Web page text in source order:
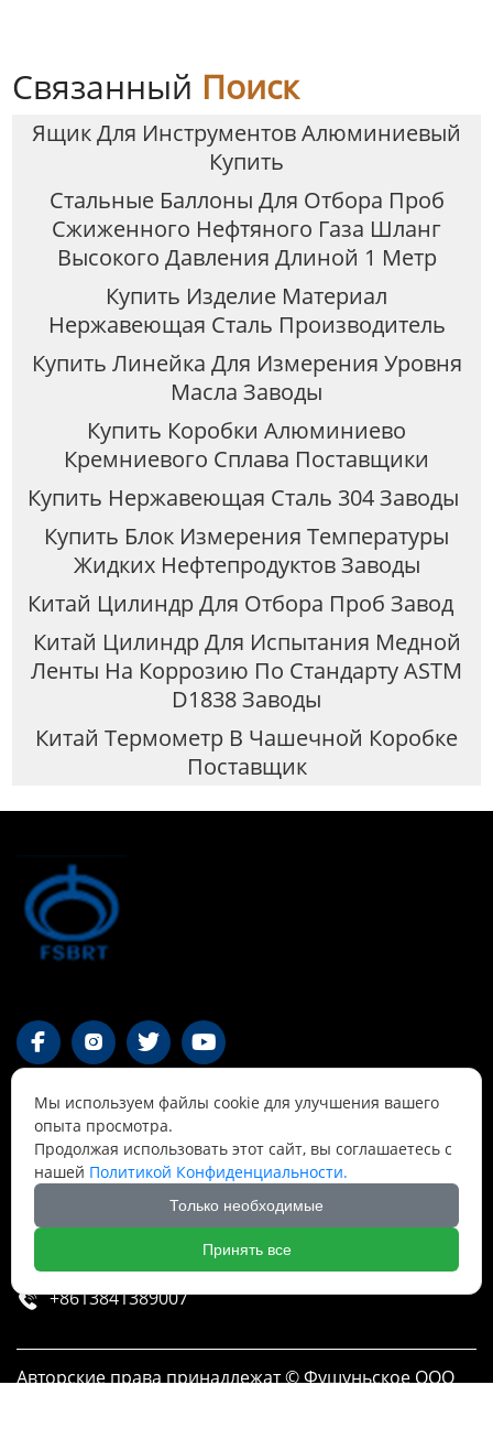
Связанный Поиск
Ящик Для Инструментов Алюминиевый
Купить
Стальные Баллоны Для Отбора Проб
Сжиженного Нефтяного Газа Шланг
Высокого Давления Длиной 1 Метр
Купить Изделие Материал
Нержавеющая Сталь Производитель
Купить Линейка Для Измерения Уровня
Масла Заводы
Купить Коробки Алюминиево
Кремниевого Сплава Поставщики
Купить Нержавеющая Сталь 304 Заводы
Купить Блок Измерения Температуры
Жидких Нефтепродуктов Заводы
Китай Цилиндр Для Отбора Проб Завод
Китай Цилиндр Для Испытания Медной
Ленты На Коррозию По Стандарту ASTM
D1838 Заводы
Китай Термометр В Чашечной Коробке
Поставщик
   
Контакты
 55-1 Qianjin Road, район Синьфу, Фушунь,
Cnbrtsummer@gmail.com
 +8613841389007
Авторские права принадлежат © Фушуньское ООО
Мы используем файлы cookie для улучшения вашего
опыта просмотра.
Продолжая использовать этот сайт, вы соглашаетесь с
нашей Политикой Конфиденциальности.
Только необходимые
Принять все